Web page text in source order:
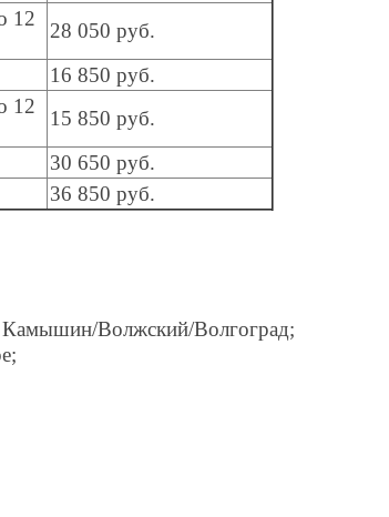
12
28 050 руб.
16 850 руб.
12
15 850 руб.
30 650 руб.
36 850 руб.
Волжский/Волгоград;